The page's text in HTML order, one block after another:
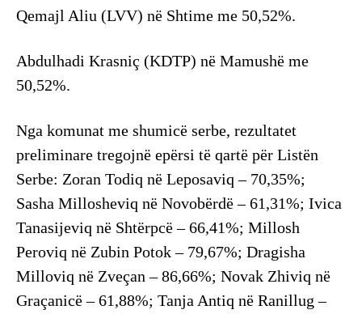
Qemajl Aliu (LVV) në Shtime me 50,52%.
Abdulhadi Krasniç (KDTP) në Mamushë me
50,52%.
Nga komunat me shumicë serbe, rezultatet
preliminare tregojnë epërsi të qartë për Listën
Serbe: Zoran Todiq në Leposaviq – 70,35%;
Sasha Millosheviq në Novobërdë – 61,31%; Ivica
Tanasijeviq në Shtërpcë – 66,41%; Millosh
Peroviq në Zubin Potok – 79,67%; Dragisha
Milloviq në Zveçan – 86,66%; Novak Zhiviq në
Graçanicë – 61,88%; Tanja Antiq në Ranillug –